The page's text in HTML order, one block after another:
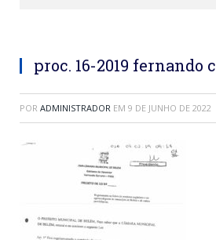
proc. 16-2019 fernando c
POR ADMINISTRADOR EM 9 DE JUNHO DE 2022